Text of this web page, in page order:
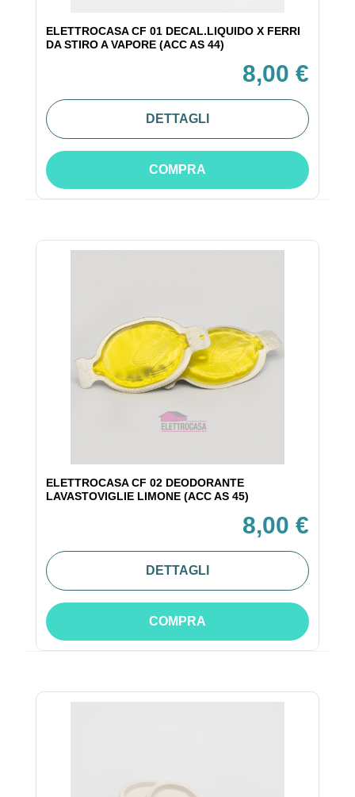
ELETTROCASA CF 01 DECAL.LIQUIDO X FERRI
DA STIRO A VAPORE (ACC AS 44)
8,00 €
DETTAGLI
COMPRA
ELETTROCASA CF 02 DEODORANTE
LAVASTOVIGLIE LIMONE (ACC AS 45)
8,00 €
DETTAGLI
COMPRA